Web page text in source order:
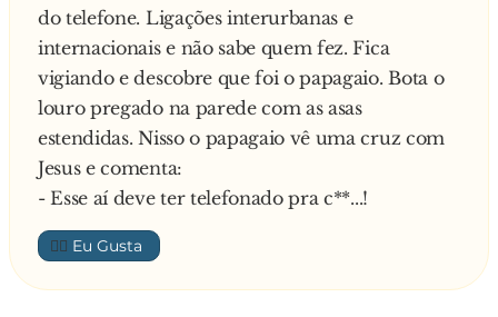
do telefone. Ligações interurbanas e
internacionais e não sabe quem fez. Fica
vigiando e descobre que foi o papagaio. Bota o
louro pregado na parede com as asas
estendidas. Nisso o papagaio vê uma cruz com
Jesus e comenta:
- Esse aí deve ter telefonado pra c**...!
👍🏼